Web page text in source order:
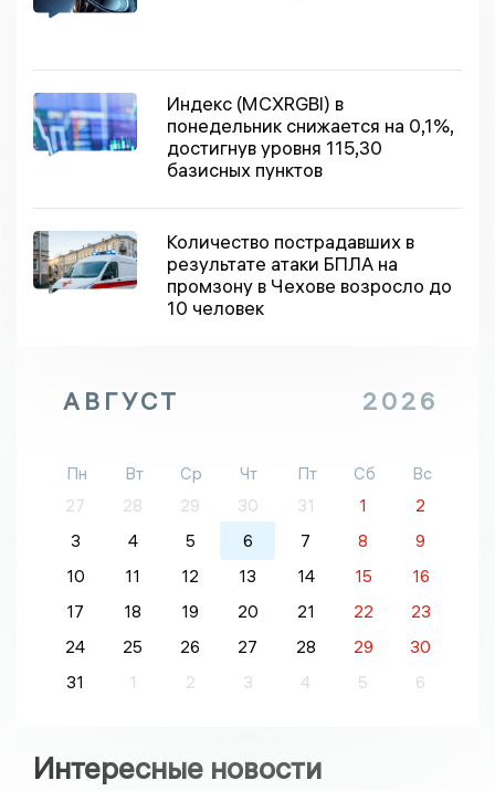
Индекс (MCXRGBI) в
понедельник снижается на 0,1%,
достигнув уровня 115,30
базисных пунктов
Количество пострадавших в
результате атаки БПЛА на
промзону в Чехове возросло до
10 человек
АВГУСТ 2026
Пн Вт Ср Чт Пт Сб
Вс
27
28 29 30 31 1
2
3
4 5 6 7 8
9
10
11 12 13 14 15
16
17
18 19 20 21 22
23
24
25 26 27 28 29
30
31
1 2 3 4 5 6
Интересные новости